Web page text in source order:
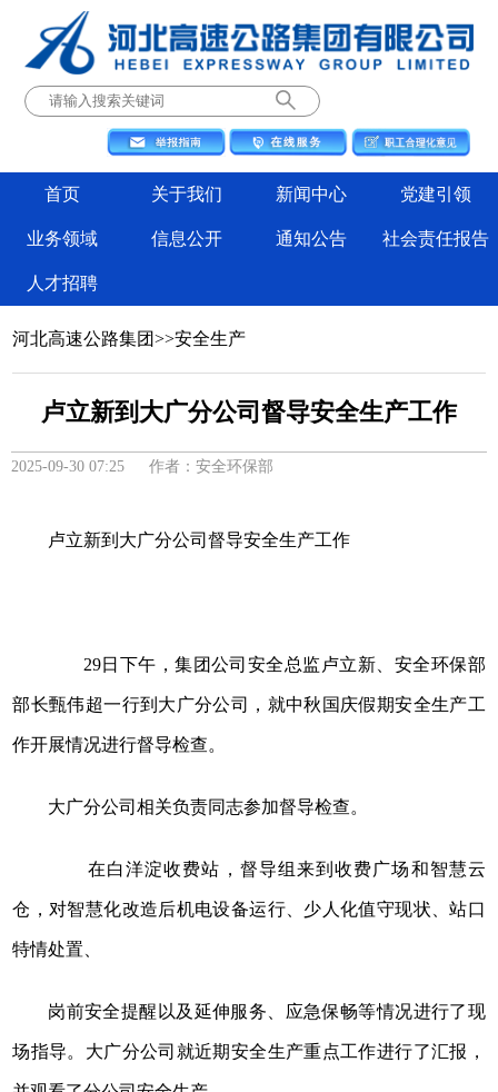
首页 关于我们 新闻中心 党建引领
业务领域 信息公开 通知公告 社会责任报告
人才招聘
河北高速公路集团>>安全生产
卢立新到大广分公司督导安全生产工作
2025-09-30 07:25 作者：安全环保部
卢立新到大广分公司督导安全生产工作
29日下午，集团公司安全总监卢立新、安全环保部
部长甄伟超一行到大广分公司，就中秋国庆假期安全生产工
作开展情况进行督导检查。
大广分公司相关负责同志参加督导检查。
在白洋淀收费站，督导组来到收费广场和智慧云
仓，对智慧化改造后机电设备运行、少人化值守现状、站口
特情处置、
岗前安全提醒以及延伸服务、应急保畅等情况进行了现
场指导。大广分公司就近期安全生产重点工作进行了汇报，